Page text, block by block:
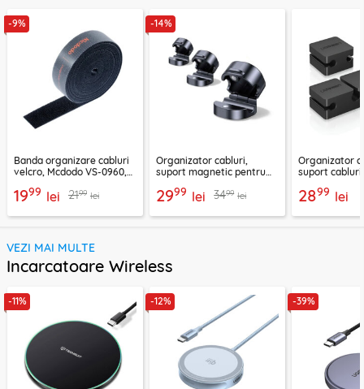
-9%
Banda organizare cabluri
velcro, Mcdodo VS-0960,
1999 lei 2199 lei
-14%
Organizator cabluri,
suport magnetic pentru
2999 lei 3499 lei
Organizator
suport
2899 lei
VEZI MAI MULTE
Incarcatoare Wireless
-11% -12% -39%